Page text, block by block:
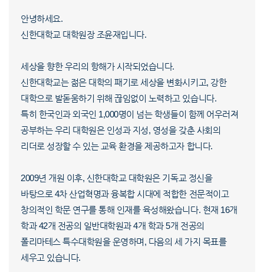
안녕하세요.
신한대학교 대학원장 조윤재입니다.
세상을 향한 우리의 항해가 시작되었습니다.
신한대학교는 젊은 대학의 패기로 세상을 변화시키고, 강한
대학으로 발돋움하기 위해 끊임없이 노력하고 있습니다.
특히 한국인과 외국인 1,000명이 넘는 학생들이 함께 어우러져
공부하는 우리 대학원은 인성과 지성, 영성을 갖춘 사회의
리더로 성장할 수 있는 교육 환경을 제공하고자 합니다.
2009년 개원 이후, 신한대학교 대학원은 기독교 정신을
바탕으로 4차 산업혁명과 융복합 시대에 적합한 전문적이고
창의적인 학문 연구를 통해 인재를 육성해왔습니다. 현재 16개
학과 42개 전공의 일반대학원과 4개 학과 5개 전공의
폴리마테스 특수대학원을 운영하며, 다음의 세 가지 목표를
세우고 있습니다.